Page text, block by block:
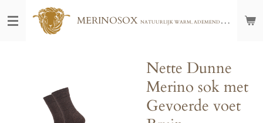
direct
MERINOSOX NATUURLIJK WARM, ADEMEND EN COMFORTABEL - VOOR THUIS, BUITEN OF ONDERWEG - GRATIS VERZENDING VANAF € 75,00
Nette Dunne
Merino sok met
Gevoerde voet